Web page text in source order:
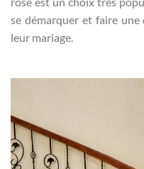
se démarquer et faire
leur mariage.